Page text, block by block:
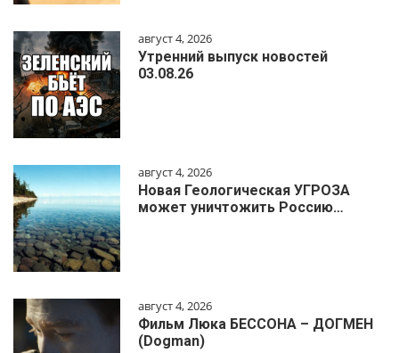
август 4, 2026
Утренний выпуск новостей
03.08.26
август 4, 2026
Новая Геологическая УГРОЗА
может уничтожить Россию…
август 4, 2026
Фильм Люка БЕССОНА – ДОГМЕН
(Dogman)